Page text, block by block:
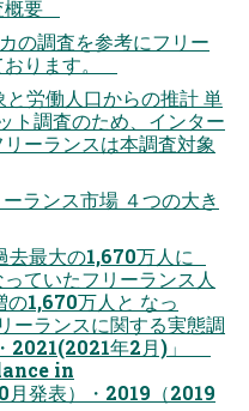
概要
の調査を参考にフリー
おります。
労働人口からの推計 単
調査のため、インター
ーランスは本調査対象
ランス市場 ４つの大き
最大の1,670万人に
ていたフリーランス人
1,670万人と なっ
ランスに関する実態調
2021(2021年2月)」
in
発表）・2019（2019